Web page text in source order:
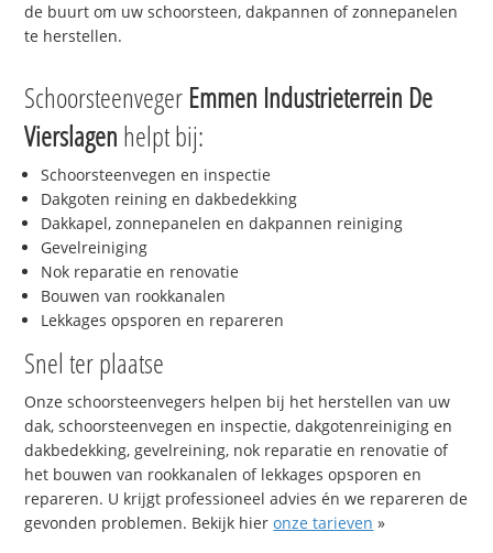
de buurt om uw schoorsteen, dakpannen of zonnepanelen
te herstellen.
Schoorsteenveger Emmen Industrieterrein De
Vierslagen helpt bij:
Schoorsteenvegen en inspectie
Dakgoten reining en dakbedekking
Dakkapel, zonnepanelen en dakpannen reiniging
Gevelreiniging
Nok reparatie en renovatie
Bouwen van rookkanalen
Lekkages opsporen en repareren
Snel ter plaatse
Onze schoorsteenvegers helpen bij het herstellen van uw
dak, schoorsteenvegen en inspectie, dakgotenreiniging en
dakbedekking, gevelreining, nok reparatie en renovatie of
het bouwen van rookkanalen of lekkages opsporen en
repareren. U krijgt professioneel advies én we repareren de
gevonden problemen. Bekijk hieronze tarieven »